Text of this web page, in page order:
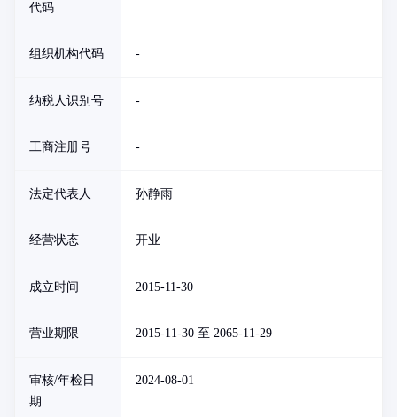
代码
组织机构代码 -
纳税人识别号 -
工商注册号 -
法定代表人 孙静雨
经营状态 开业
成立时间 2015-11-30
营业期限 2015-11-30 至 2065-11-29
审核/年检日
期
2024-08-01